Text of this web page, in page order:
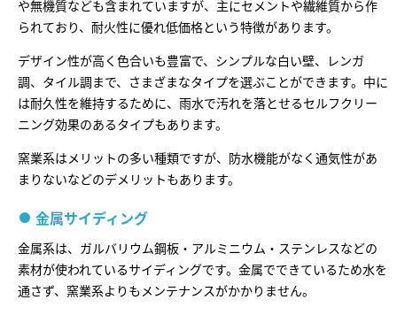
や無機質なども含まれていますが、主にセメントや繊維質から作
られており、耐火性に優れ低価格という特徴があります。
デザイン性が高く色合いも豊富で、シンプルな白い壁、レンガ
調、タイル調まで、さまざまなタイプを選ぶことができます。中に
は耐久性を維持するために、雨水で汚れを落とせるセルフクリー
ニング効果のあるタイプもあります。
窯業系はメリットの多い種類ですが、防水機能がなく通気性があ
まりないなどのデメリットもあります。
金属サイディング
金属系は、ガルバリウム鋼板・アルミニウム・ステンレスなどの
素材が使われているサイディングです。金属でできているため水を
通さず、窯業系よりもメンテナンスがかかりません。